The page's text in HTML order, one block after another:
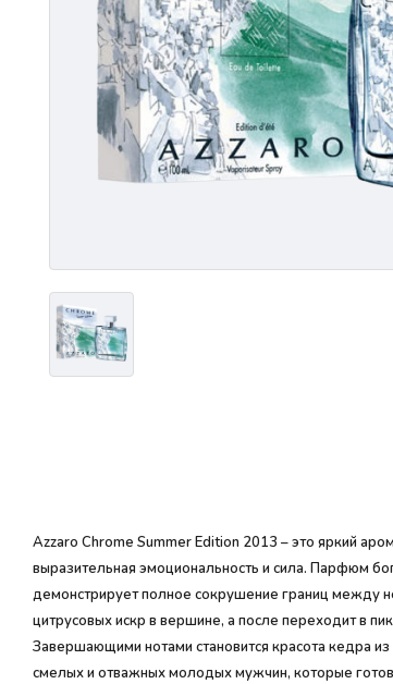
Azzaro Chrome Summer Edition 2013 – это яркий
выразительная эмоциональность и сила. Парфюм
демонстрирует полное сокрушение границ между
цитрусовых искр в вершине, а после переходит в
Завершающими нотами становится красота кедра
смелых и отважных молодых мужчин, которые